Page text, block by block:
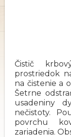
Čistič
prostriedok
na čistenie a
Šetrne
usadeniny
nečistoty.
povrchu
zariadenia.